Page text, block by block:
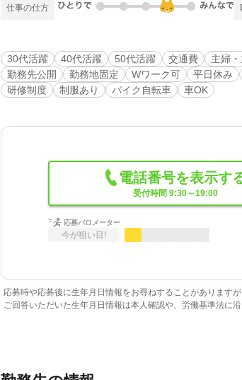
仕事の仕方
30代活躍 40代活躍 50代活躍 交通費 主婦
勤務先公開
勤務地固定 Wワーク可 平日休み
研修制度
制服あり バイク自転車 車OK
電話番号を表示す
受付時間 9:30～19:00
応募バロメーター
今が狙い目!
応募時や応募後に生年月日情報をお尋ねすることがあります
ご回答いただいた生年月日情報は本人確認や、労働基準法に